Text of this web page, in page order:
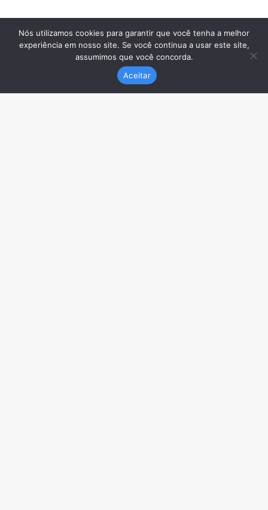
Nós utilizamos cookies para garantir que você tenha a melhor
experiência em nosso site. Se você continua a usar este site,
assumimos que você concorda.
Aceitar